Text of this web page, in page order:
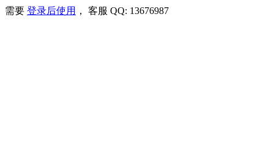
需要 登录后使用 ， 客服 QQ: 13676987